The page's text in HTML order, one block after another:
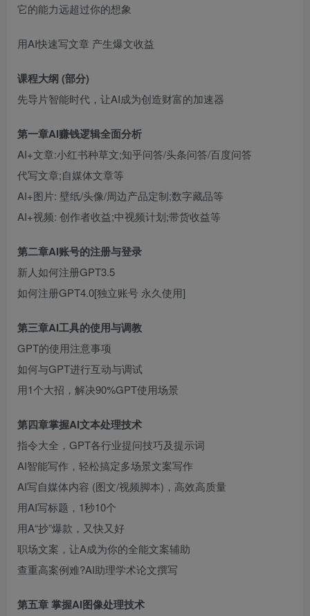
它的能力远超过你的想象
用AI快速写文章 产生爆文收益
课程大纲 (部分)
先导片智能时代，让AI成为创造财富的加速器
第一章AI赚钱逻辑全面分析
AI+文章:小红书种草文;知乎问答/头条问答/百度问答
代写文章;自媒体文章等
AI+图片: 壁纸/头像/周边产品定制;数字藏品等
AI+视频: 创作者收益;中视频计划;带货收益等
第二章AI账号的注册与登录
新人如何注册GPT3.5
如何注册GPT4.0[独立账号 永久使用]
第三章AI工具的使用与调教
GPT的使用注意事项
如何与GPT进行互动与调试
用1个大招，解决90%GPT使用场景
第四章掌握AI文本处理技术
指令大全，GPT各行业提问技巧及提示词
AI智能写作，轻松搞定多场景文案写作
AI写自媒体内容 (图文/视频脚本)，高效高质量
用AI写标题，1秒10个
用A“抄”爆款，又快又好
职场文案，让A成为你的全能文案辅助
查重高案例难?AI助理学术论文撰写
第五章 掌握AI图像处理技术